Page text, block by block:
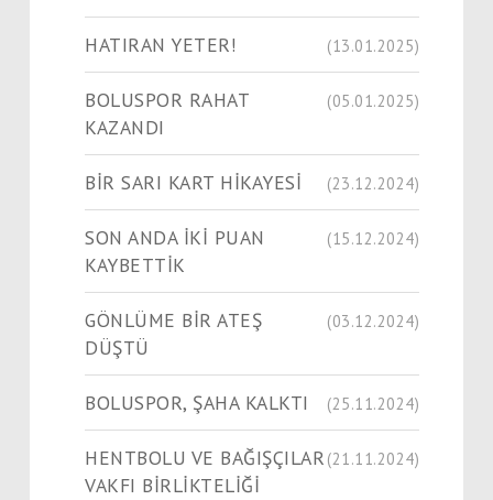
HATIRAN YETER! (13.01.2025)
BOLUSPOR RAHAT
KAZANDI
(05.01.2025)
BİR SARI KART HİKAYESİ (23.12.2024)
SON ANDA İKİ PUAN
KAYBETTİK
(15.12.2024)
GÖNLÜME BİR ATEŞ
DÜŞTÜ
(03.12.2024)
BOLUSPOR, ŞAHA KALKTI (25.11.2024)
HENTBOLU VE BAĞIŞÇILAR
VAKFI BİRLİKTELİĞİ
(21.11.2024)